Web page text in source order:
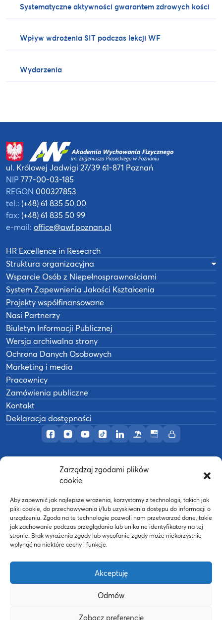
Zarządzaj zgodami plików
cookie
Aby zapewnić jak najlepsze wrażenia, korzystamy z technologii, takich jak
pliki cookie, do przechowywania i/lub uzyskiwania dostępu do informacji o
urządzeniu. Zgoda na te technologie pozwoli nam przetwarzać dane, takie
jak zachowanie podczas przeglądania lub unikalne identyfikatory na tej
stronie. Brak wyrażenia zgody lub wycofanie zgody może niekorzystnie
wpłynąć na niektóre cechy i funkcje.
Akceptuję
Odmów
Zobacz preferencje
Systematyczne aktywności gwarantem zdrowych kości
Wpływ wdrożenia SIT podczas lekcji WF
Wydarzenia
Profil AWF Poznań w serwisie Facebook
Profil AWF Poznań w serwisie Instagram
Profil AWF Poznań w serwisie YouTube
Profil AWF Poznań w serwisie
Profil AWF Poznań w
OśrodekBiuletynIntranet
ul. Królowej Jadwigi 27/3961-871 Poznań
NIP 777-00-03-185
REGON 000327853
tel.: (+48) 61 835 50 00
fax: (+48) 61 835 50 99
e-mail: office@awf.poznan.pl
HR Excellence in Research
Struktura organizacyjna
Wsparcie Osób z Niepełnosprawnościami
System Zapewnienia Jakości Kształcenia
Projekty współfinansowane
Nasi Partnerzy
Biuletyn Informacji Publicznej
Wersja archiwalna strony
Ochrona Danych Osobowych
Marketing i media
Pracownicy
Zamówienia publiczne
Kontakt
Deklaracja dostępności
Akademia Wychowania Fizycznego w
Wykonanie: nFinity.pl